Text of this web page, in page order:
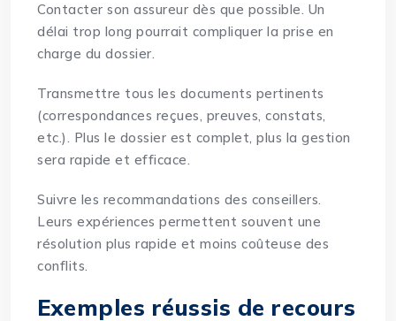
Contacter son assureur dès que possible. Un
délai trop long pourrait compliquer la prise en
charge du dossier.
Transmettre tous les documents pertinents
(correspondances reçues, preuves, constats,
etc.). Plus le dossier est complet, plus la gestion
sera rapide et efficace.
Suivre les recommandations des conseillers.
Leurs expériences permettent souvent une
résolution plus rapide et moins coûteuse des
conflits.
Exemples réussis de recours